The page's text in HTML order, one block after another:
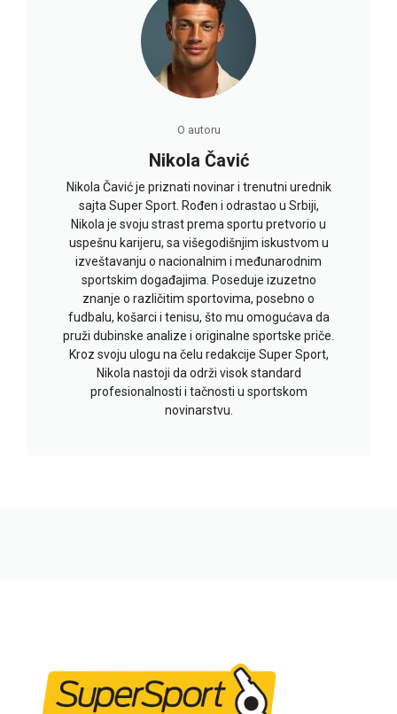
O autoru
Nikola Čavić
Nikola Čavić je priznati novinar i trenutni urednik
sajta Super Sport. Rođen i odrastao u Srbiji,
Nikola je svoju strast prema sportu pretvorio u
uspešnu karijeru, sa višegodišnjim iskustvom u
izveštavanju o nacionalnim i međunarodnim
sportskim događajima. Poseduje izuzetno
znanje o različitim sportovima, posebno o
fudbalu, košarci i tenisu, što mu omogućava da
pruži dubinske analize i originalne sportske priče.
Kroz svoju ulogu na čelu redakcije Super Sport,
Nikola nastoji da održi visok standard
profesionalnosti i tačnosti u sportskom
novinarstvu.